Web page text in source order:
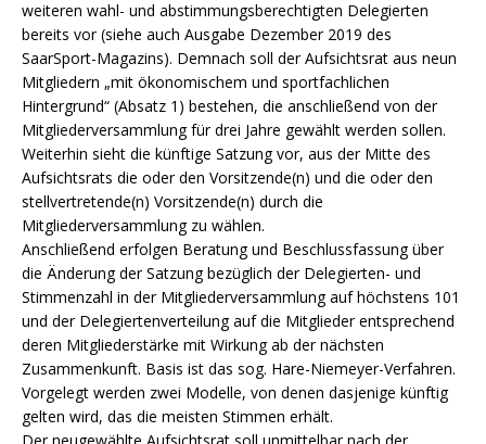
weiteren wahl- und abstimmungsberechtigten Delegierten
bereits vor (siehe auch Ausgabe Dezember 2019 des
SaarSport-Magazins). Demnach soll der Aufsichtsrat aus neun
Mitgliedern „mit ökonomischem und sportfachlichen
Hintergrund“ (Absatz 1) bestehen, die anschließend von der
Mitgliederversammlung für drei Jahre gewählt werden sollen.
Weiterhin sieht die künftige Satzung vor, aus der Mitte des
Aufsichtsrats die oder den Vorsitzende(n) und die oder den
stellvertretende(n) Vorsitzende(n) durch die
Mitgliederversammlung zu wählen.
Anschließend erfolgen Beratung und Beschlussfassung über
die Änderung der Satzung bezüglich der Delegierten- und
Stimmenzahl in der Mitgliederversammlung auf höchstens 101
und der Delegiertenverteilung auf die Mitglieder entsprechend
deren Mitgliederstärke mit Wirkung ab der nächsten
Zusammenkunft. Basis ist das sog. Hare-Niemeyer-Verfahren.
Vorgelegt werden zwei Modelle, von denen dasjenige künftig
gelten wird, das die meisten Stimmen erhält.